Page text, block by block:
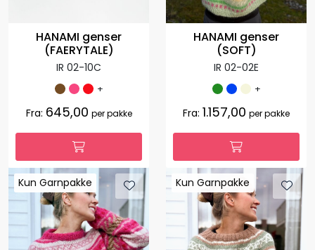
HANAMI genser
(FAERYTALE)
IR 02-10C
+
Fra: 645,00 per pakke
HANAMI genser
(SOFT)
IR 02-02E
+
Fra: 1.157,00 per pakke
Kun Garnpakke
Kun Garnpakke Kun Garnpakke
Kun Garnpakke